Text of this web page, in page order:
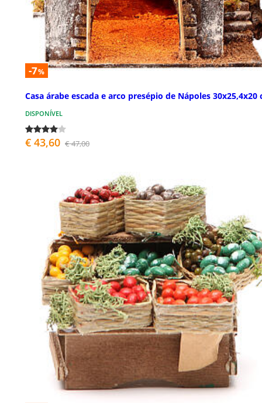
-7%
Casa árabe escada e arco presépio de Nápoles 30x25,4x20
DISPONÍVEL
€ 43,60 € 47,00